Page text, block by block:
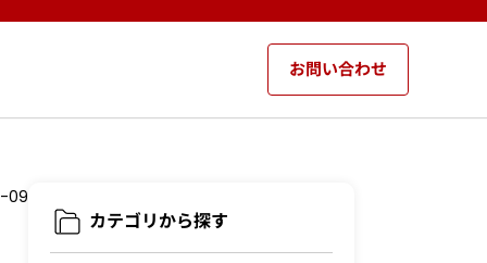
お問い合わせ
09
カテゴリから探す